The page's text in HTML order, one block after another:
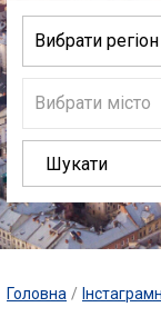
Вибрати регіон
Вибрати місто
Головна /